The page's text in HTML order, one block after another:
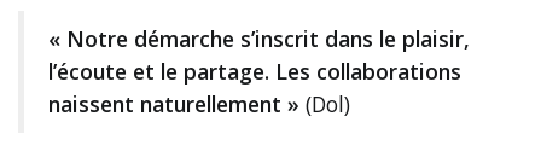
« Notre démarche s’inscrit dans le plaisir,
l’écoute et le partage. Les collaborations
naissent naturellement » (Dol)